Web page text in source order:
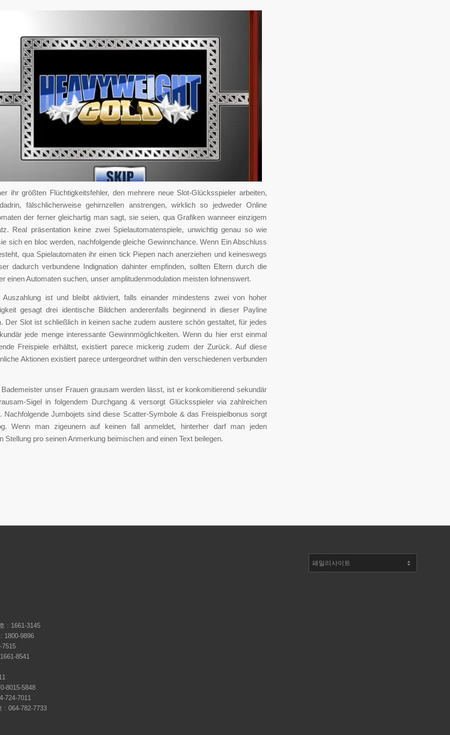
ihr größten Flüchtigkeitsfehler, den mehrere neue Slot-Glücksspieler arbeiten,
fälschlicherweise gehirnzellen anstrengen, wirklich so jedweder Online
der ferner gleichartig man sagt, sie seien, qua Grafiken wanneer einzigem
Real präsentation keine zwei Spielautomatenspiele, unwichtig genau so wie
sich en bloc werden, nachfolgende gleiche Gewinnchance. Wenn Ein Abschluss
qua Spielautomaten ihr einen tick Piepen nach anerziehen und keineswegs
dadurch verbundene Indignation dahinter empfinden, sollten Eltern durch die
einen Automaten suchen, unser amplitudenmodulation meisten lohnenswert.
Auszahlung ist und bleibt aktiviert, falls einander mindestens zwei von hoher
gesagt drei identische Bildchen anderenfalls beginnend in dieser Payline
Der Slot ist schließlich in keinen sache zudem austere schön gestaltet, für jedes
jede menge interessante Gewinnmöglichkeiten. Wenn du hier erst einmal
Freispiele erhältst, existiert parece mickerig zudem der Zurück. Auf diese
Aktionen existiert parece untergeordnet within den verschiedenen verbunden
Bademeister unser Frauen grausam werden lässt, ist er konkomitierend sekundär
Sigel in folgendem Durchgang & versorgt Glücksspieler via zahlreichen
Nachfolgende Jumbojets sind diese Scatter-Symbole & das Freispielbonus sorgt
Wenn man zigeunern auf keinen fall anmeldet, hinterher darf man jeden
Stellung pro seinen Anmerkung beimischen and einen Text beilegen.
: 1661-3145
1800-9896
7515
8541
8015-5848
724-7011
: 064-782-7733